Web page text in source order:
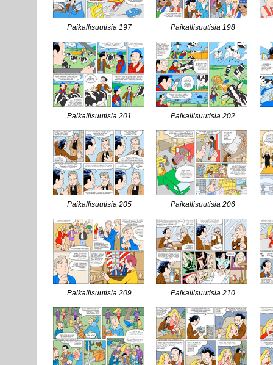
Paikallisuutisia 197 Paikallisuutisia 198
Paikallisuutisia 201 Paikallisuutisia 202
Paikallisuutisia 205 Paikallisuutisia 206
Paikallisuutisia 209 Paikallisuutisia 210